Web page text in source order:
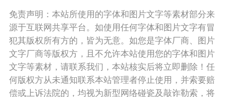
免责声明：本站所使用的字体和图片文字等素材部分来
源于互联网共享平台。如使用任何字体和图片文字有冒
犯其版权所有方的，皆为无意。如您是字体厂商、图片
文字厂商等版权方，且不允许本站使用您的字体和图片
文字等素材，请联系我们，本站核实后将立即删除！任
何版权方从未通知联系本站管理者停止使用，并索要赔
偿或上诉法院的，均视为新型网络碰瓷及敲诈勒索，将